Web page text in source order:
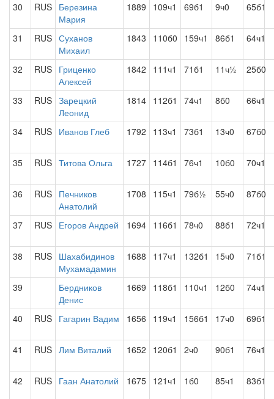
30 RUS Березина
Мария
1889 109ч1 69б1 9ч0 65б1
31 RUS Суханов
Михаил
1843 110б0 159ч1 86б1 64ч1
32 RUS Гриценко
Алексей
1842 111ч1 71б1 11ч½ 25б0
33 RUS Зарецкий
Леонид
1814 112б1 74ч1 8б0 66ч1
34 RUS Иванов Глеб 1792 113ч1 73б1 13ч0 67б0
35 RUS Титова Ольга 1727 114б1 76ч1 10б0 70ч1
36 RUS Печников
Анатолий
1708 115ч1 79б½ 55ч0 87б0
37 RUS Егоров Андрей 1694 116б1 78ч0 88б1 72ч1
38 RUS Шахабидинов
Мухамадамин
1688 117ч1 132б1 15ч0 71б1
39
Бердников
Денис
1669 118б1 110ч1 12б0 74ч1
40 RUS Гагарин Вадим 1656 119ч1 156б1 17ч0 69б1
41 RUS Лим Виталий 1652 120б1 2ч0 90б1 76ч1
42 RUS Гаан Анатолий 1675 121ч1 1б0 85ч1 83б1